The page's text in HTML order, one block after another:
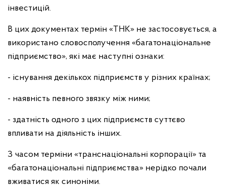
інвестицій.
В цих документах термін «ТНК» не застосовується, а
використано словосполучення «багатонаціональне
підприємство», які має наступні ознаки:
- існування декількох підприємств у різних країнах;
- наявність певного звязку між ними;
- здатність одного з цих підприємств суттєво
впливати на діяльність інших.
З часом терміни «транснаціональні корпорації» та
«багатонаціональні підприємства» нерідко почали
вживатися як синоніми.